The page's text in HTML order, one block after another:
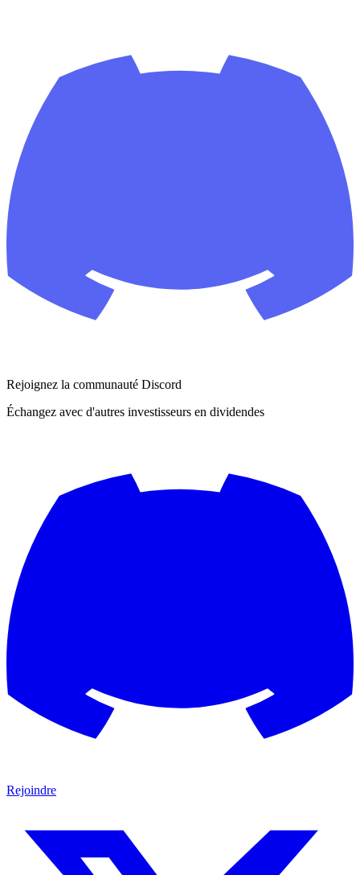
Rejoignez la communauté Discord
Échangez avec d'autres investisseurs en dividendes
Rejoindre